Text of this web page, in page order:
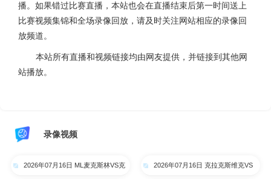
播。如果错过比赛直播，本站也会在直播结束后第一时间送上
比赛视频集锦和全场录像回放，请及时关注网站相应的录像回
放频道。
本站所有直播和视频链接均由网友提供，并链接到其他网
站播放。
录像视频
2026年07月16日 ML麦克斯林VS克 2026年07月16日 克拉克斯维克VS